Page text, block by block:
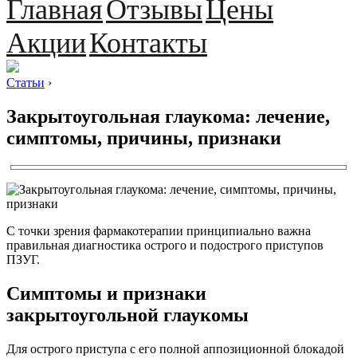
ГлавнаяОтзывыЦены
АкцииКонтакты
Статьи ›
Закрытоугольная глаукома: лечение,
симптомы, причины, признаки
С точки зрения фармакотерапии принципиально важна
правильная диагностика острого и подострого приступов
ПЗУГ.
Симптомы и признаки
закрытоугольной глаукомы
Для острого приступа с его полной аппозиционной блокадой